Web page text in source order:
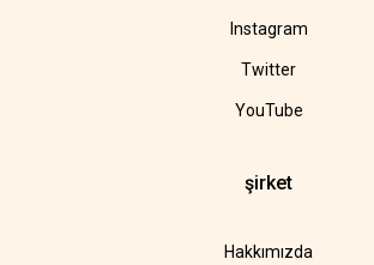
Instagram
Twitter
YouTube
şirket
Hakkımızda